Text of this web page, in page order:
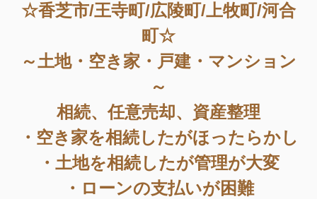
☆香芝市/王寺町/広陵町/上牧町/河合
町☆
～土地・空き家・戸建・マンション
～
相続、任意売却、資産整理
・空き家を相続したがほったらかし
・土地を相続したが管理が大変
・ローンの支払いが困難